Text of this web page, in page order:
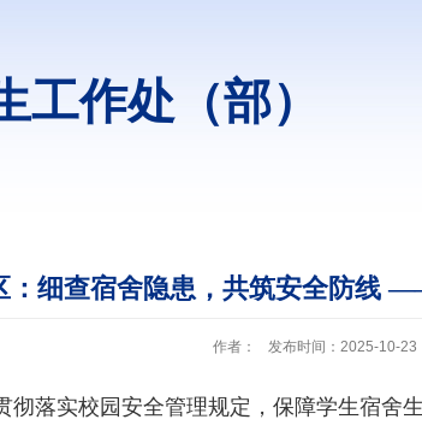
工作处（部）
：细查宿舍隐患，共筑安全防线
作者： 发布时间：2025-10-23
彻落实校园安全管理规定，保障学生宿